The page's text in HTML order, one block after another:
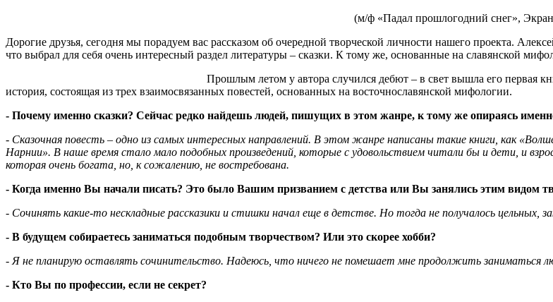
(м/ф «Падал прошлогодний снег»,
Дорогие друзья, сегодня мы порадуем вас рассказом об очередной творческой личности нашего проекта.
что выбрал для себя очень интересный раздел литературы – сказки. К тому же, основанные на славянской
Прошлым летом у автора случился дебют – в свет вышла его первая
история, состоящая из трех взаимосвязанных повестей, основанных на восточнославянской мифологии.
- Почему именно сказки? Сейчас редко найдешь людей, пишущих в этом жанре, к тому же опираясь
- Сказочная повесть – одно из самых интересных направлений. В этом жанре написаны такие книги, как
Нарнии». В наше время стало мало подобных произведений, которые с удовольствием читали бы и дети, и
которая очень богата, но, к сожалению, не востребована.
- Когда именно Вы начали писать? Это было Вашим призванием с детства или Вы занялись этим видом
- Сочинять какие-то нескладные рассказики и стишки начал еще в детстве. Но тогда не получалось цельных,
- В будущем собираетесь заниматься подобным творчеством? Или это скорее хобби?
- Я не планирую оставлять сочинительство. Надеюсь, что ничего не помешает мне продолжить заниматься
- Кто Вы по профессии, если не секрет?